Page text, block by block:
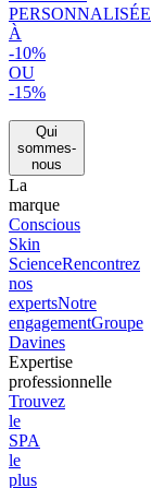
PERSONNALISÉE
À
-10%
OU
-15%
Qui
sommes-
nous
La
marque
Conscious
Skin
ScienceRencontrez
nos
expertsNotre
engagementGroupe
Davines
Expertise
professionnelle
Trouvez
le
SPA
le
plus